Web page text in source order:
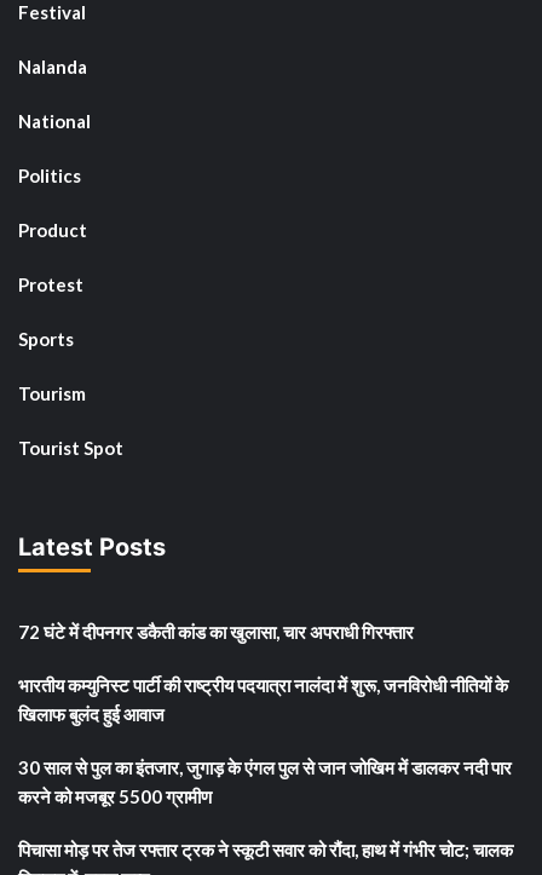
Festival
Nalanda
National
Politics
Product
Protest
Sports
Tourism
Tourist Spot
Latest Posts
72 घंटे में दीपनगर डकैती कांड का खुलासा, चार अपराधी गिरफ्तार
भारतीय कम्युनिस्ट पार्टी की राष्ट्रीय पदयात्रा नालंदा में शुरू, जनविरोधी नीतियों के
खिलाफ बुलंद हुई आवाज
30 साल से पुल का इंतजार, जुगाड़ के एंगल पुल से जान जोखिम में डालकर नदी पार
करने को मजबूर 5500 ग्रामीण
पिचासा मोड़ पर तेज रफ्तार ट्रक ने स्कूटी सवार को रौंदा, हाथ में गंभीर चोट; चालक